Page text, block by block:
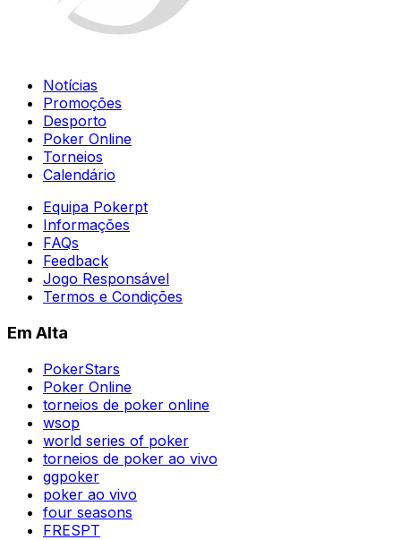
Notícias
Promoções
Desporto
Poker Online
Torneios
Calendário
Equipa Pokerpt
Informações
FAQs
Feedback
Jogo Responsável
Termos e Condições
Em Alta
PokerStars
Poker Online
torneios de poker online
wsop
world series of poker
torneios de poker ao vivo
ggpoker
poker ao vivo
four seasons
FRESPT